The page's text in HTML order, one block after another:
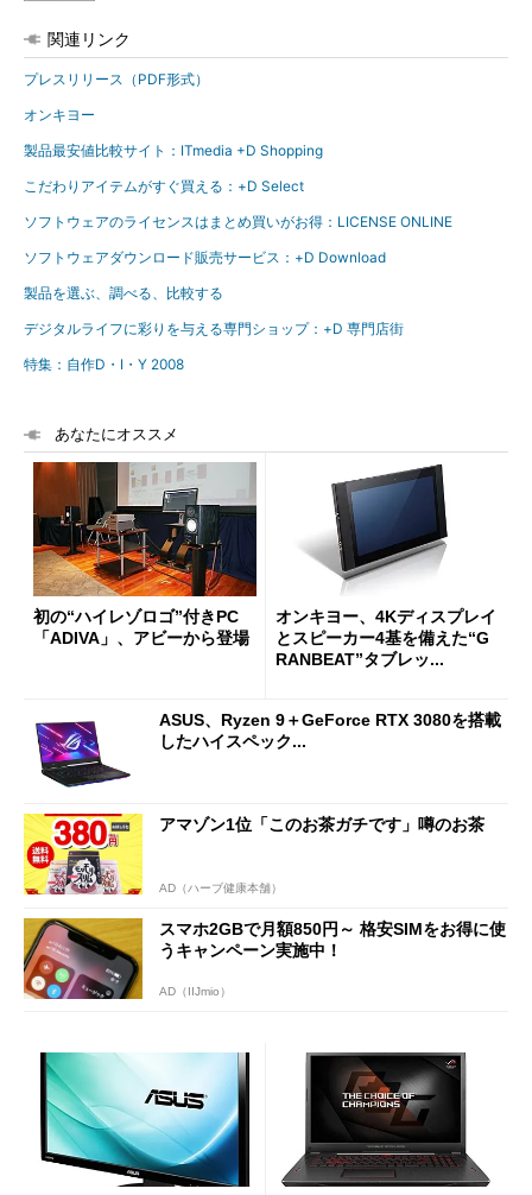
関連リンク
プレスリリース（PDF形式）
オンキヨー
製品最安値比較サイト：ITmedia +D Shopping
こだわりアイテムがすぐ買える：+D Select
ソフトウェアのライセンスはまとめ買いがお得：LICENSE ONLINE
ソフトウェアダウンロード販売サービス：+D Download
製品を選ぶ、調べる、比較する
デジタルライフに彩りを与える専門ショップ：+D 専門店街
特集：自作D・I・Y 2008
あなたにオススメ
初の“ハイレゾロゴ”付きPC
「ADIVA」、アビーから登場
オンキヨー、4Kディスプレイ
とスピーカー4基を備えた“G
RANBEAT”タブレッ...
ASUS、Ryzen 9＋GeForce RTX 3080を搭載
したハイスペック...
アマゾン1位「このお茶ガチです」噂のお茶
AD（ハーブ健康本舗）
スマホ2GBで月額850円～ 格安SIMをお得に使
うキャンペーン実施中！
AD（IIJmio）